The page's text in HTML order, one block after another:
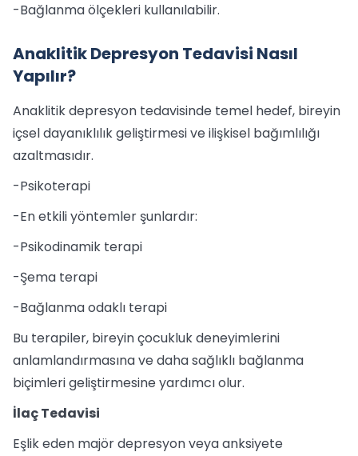
-Bağlanma ölçekleri kullanılabilir.
Anaklitik Depresyon Tedavisi Nasıl
Yapılır?
Anaklitik depresyon tedavisinde temel hedef, bireyin
içsel dayanıklılık geliştirmesi ve ilişkisel bağımlılığı
azaltmasıdır.
-Psikoterapi
-En etkili yöntemler şunlardır:
-Psikodinamik terapi
-Şema terapi
-Bağlanma odaklı terapi
Bu terapiler, bireyin çocukluk deneyimlerini
anlamlandırmasına ve daha sağlıklı bağlanma
biçimleri geliştirmesine yardımcı olur.
İlaç Tedavisi
Eşlik eden majör depresyon veya anksiyete